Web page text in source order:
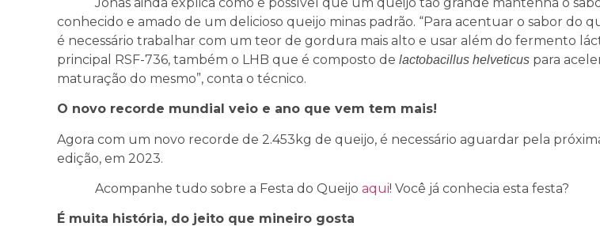
conhecido e amado de um delicioso queijo minas padrão. “Para acentuar o sabor do
é necessário trabalhar com um teor de gordura mais alto e usar além do fermento
principal RSF-736, também o LHB que é composto de lactobacillus helveticus para
maturação do mesmo”, conta o técnico.
O novo recorde mundial veio e ano que vem tem mais!
Agora com um novo recorde de 2.453kg de queijo, é necessário aguardar pela
edição, em 2023.
Acompanhe tudo sobre a Festa do Queijo aqui! Você já conhecia esta festa?
É muita história, do jeito que mineiro gosta